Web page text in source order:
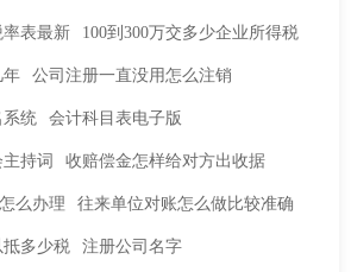
率表最新 100到300万交多少企业所得税
年 公司注册一直没用怎么注销
系统 会计科目表电子版
持词 收赔偿金怎样给对方出收据
么办理 往来单位对账怎么做比较准确
抵多少税 注册公司名字